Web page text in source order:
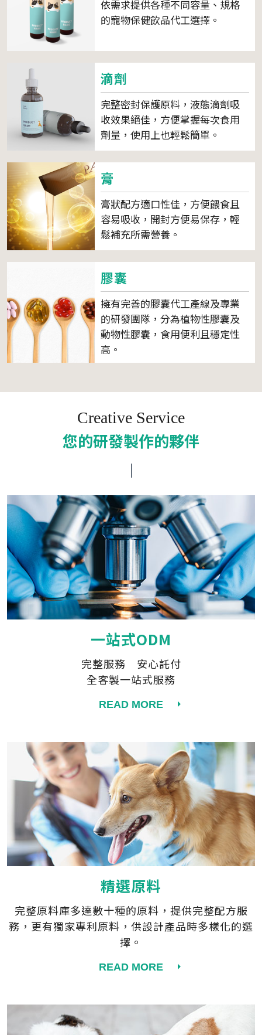
依需求提供各種不同容量、規格
的寵物保健飲品代工選擇。
滴劑
完整密封保護原料，液態滴劑吸
收效果絕佳，方便掌握每次食用
劑量，使用上也輕鬆簡單。
膏
膏狀配方適口性佳，方便餵食且
容易吸收，開封方便易保存，輕
鬆補充所需營養。
膠囊
擁有完善的膠囊代工產線及專業
的研發團隊，分為植物性膠囊及
動物性膠囊，食用便利且穩定性
高。
Creative Service
您的研發製作的夥伴
一站式ODM
完整服務 安心託付
全客製一站式服務
READ MORE
精選原料
完整原料庫多達數十種的原料，提供完整配方服
務，更有獨家專利原料，供設計產品時多樣化的選
擇。
READ MORE